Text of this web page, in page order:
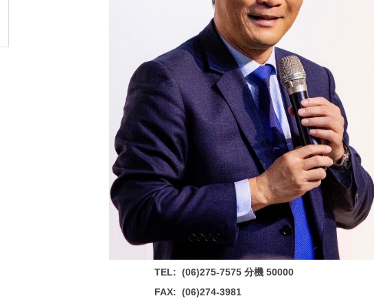
TEL: (06)275-7575 分機 50000
FAX: (06)274-3981